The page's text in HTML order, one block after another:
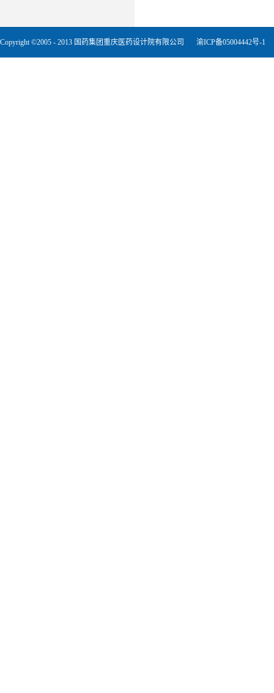
了解更多
Copyright ©2005 - 2013 国药集团重庆医药设计院有限公司 渝ICP备05004442号-1